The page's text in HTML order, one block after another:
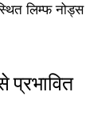
लिम्फ नोड्स
प्रभावित